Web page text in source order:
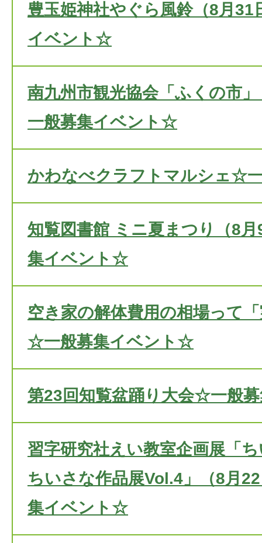
豊玉姫神社やぐら風鈴（8月
イベント☆
南九州市観光協会「ふくの市
一般募集イベント☆
かわなべクラフトマルシェ☆
知覧図書館 ミニ夏まつり（8
集イベント☆
空き家の解体費用の相場って
☆一般募集イベント☆
第23回知覧盆踊り大会☆一般
習字研究社えい教室企画展「
ちいさな作品展Vol.4」（8月
集イベント☆